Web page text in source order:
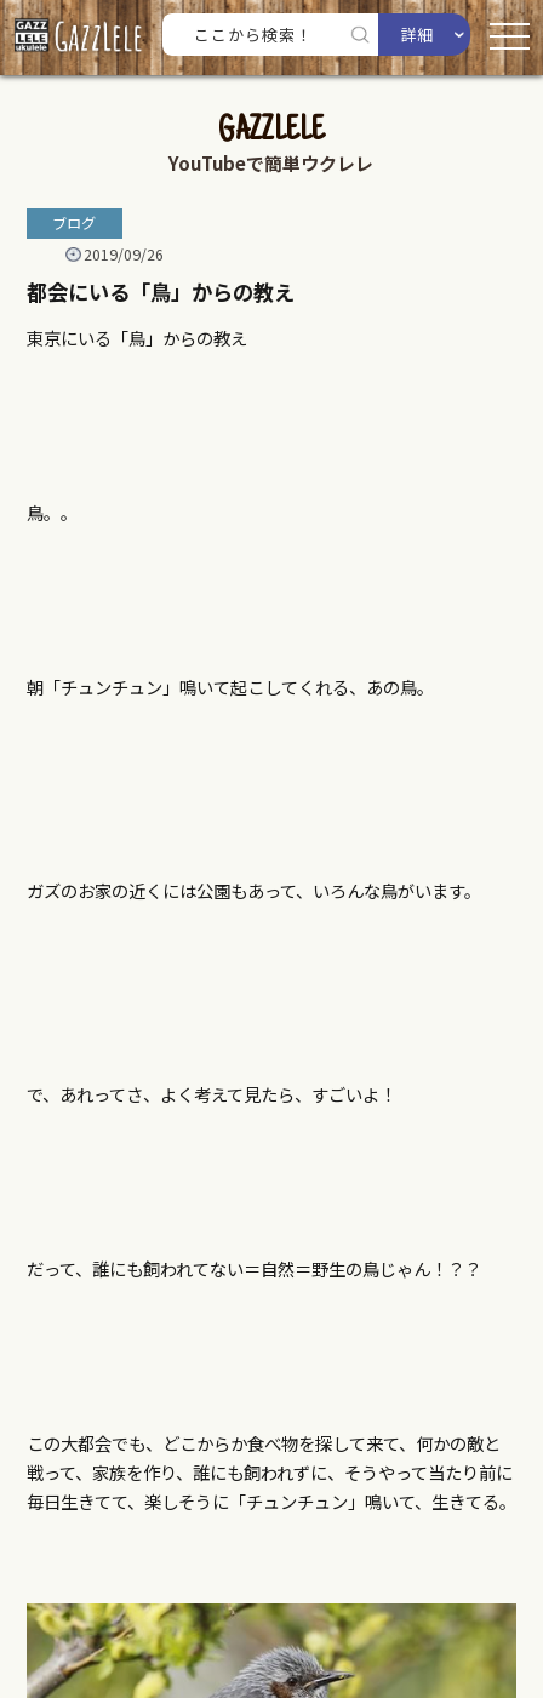
詳細
GAZZLELE
YouTubeで簡単ウクレレ
ブログ
2019/09/26
都会にいる「鳥」からの教え
東京にいる「鳥」からの教え
鳥。。
朝「チュンチュン」鳴いて起こしてくれる、あの鳥。
ガズのお家の近くには公園もあって、いろんな鳥がいます。
で、あれってさ、よく考えて見たら、すごいよ！
だって、誰にも飼われてない＝自然＝野生の鳥じゃん！？？
この大都会でも、どこからか食べ物を探して来て、何かの敵と
戦って、家族を作り、誰にも飼われずに、そうやって当たり前に
毎日生きてて、楽しそうに「チュンチュン」鳴いて、生きてる。